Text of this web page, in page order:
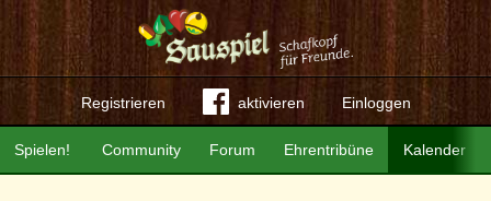
Registrieren aktivieren Einloggen
Community Forum Ehrentribüne Kalender
Spielen!